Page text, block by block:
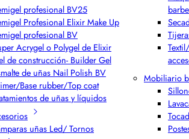
profesional BV25
Profesional Elixir Make Up
profesional BV
Acrygel o Polygel de Elixir
de construcción- Builder Gel
de uñas Nail Polish BV
Base rubber/Top coat
de uñas y líquidos
uñas Led/ Tornos
Mobiliario